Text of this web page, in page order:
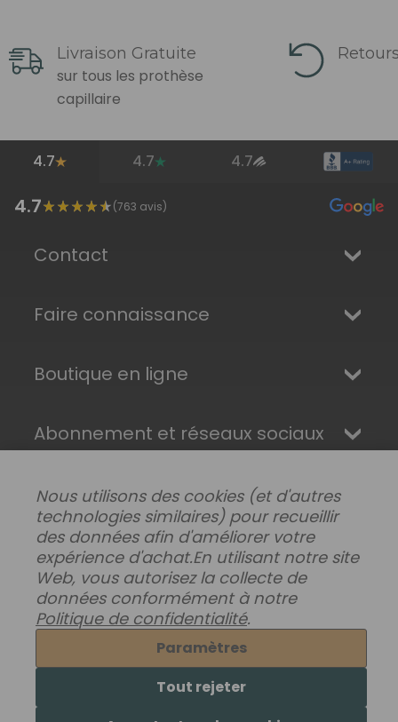
Livraison Gratuite
sur tous les prothèse
capillaire
4.7 4.7 4.7
4.7 (763 avis)
Contact
Faire connaissance
Boutique en ligne
Abonnement et réseaux sociaux
© 2026 Superhairpieces.fr
Modifier les préférences de données |
Livraisons, retours et garantie | Confidentialité
Conditions générales
Nous utilisons des cookies (et d'autres
technologies similaires) pour recueillir
des données afin d'améliorer votre
expérience d'achat.En utilisant notre site
Web, vous autorisez la collecte de
données conformément à notre
Politique de confidentialité.
Paramètres
Tout rejeter